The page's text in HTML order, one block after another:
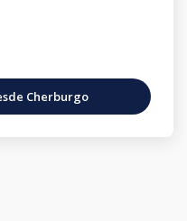
Cherburgo